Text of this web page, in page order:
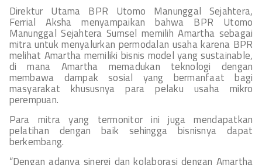
Direktur Utama BPR Utomo Manunggal Sejahtera,
Ferrial Aksha menyampaikan bahwa BPR Utomo
Manunggal Sejahtera Sumsel memilih Amartha sebagai
mitra untuk menyalurkan permodalan usaha karena BPR
melihat Amartha memiliki bisnis model yang sustainable,
di mana Amartha memadukan teknologi dengan
membawa dampak sosial yang bermanfaat bagi
masyarakat khususnya para pelaku usaha mikro
perempuan.
Para mitra yang termonitor ini juga mendapatkan
pelatihan dengan baik sehingga bisnisnya dapat
berkembang.
“Dengan adanya sinergi dan kolaborasi dengan Amartha